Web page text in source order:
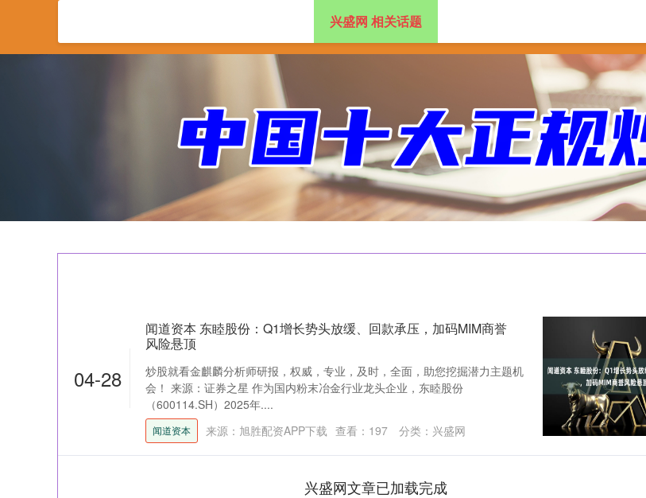
兴盛网 实盘配资app 2024十大正规配资平台
兴盛网 相关话题
04-28
闻道资本 东睦股份：Q1增长势头放缓、回款承压，加码MIM商誉
风险悬顶
炒股就看金麒麟分析师研报，权威，专业，及时，全面，助您挖掘潜力主题机
会！ 来源：证券之星 作为国内粉末冶金行业龙头企业，东睦股份
（600114.SH）2025年....
闻道资本 来源：旭胜配资APP下载 查看： 197 分类： 兴盛网
兴盛网文章已加载完成